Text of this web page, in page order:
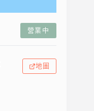
營業中
地圖